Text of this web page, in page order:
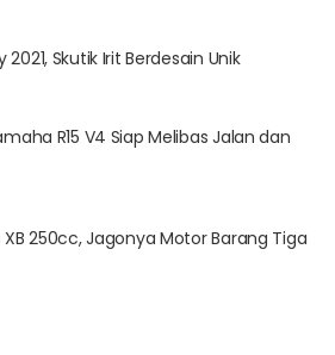
Skutik Irit Berdesain Unik
R15 V4 Siap Melibas Jalan dan
250cc, Jagonya Motor Barang Tiga